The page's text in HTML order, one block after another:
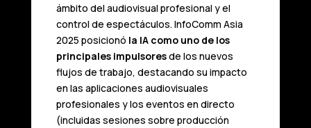
ámbito del audiovisual profesional y el
control de espectáculos. InfoComm Asia
2025 posicionó la IA como uno de los
principales impulsoresde los nuevos
flujos de trabajo, destacando su impacto
en las aplicaciones audiovisuales
profesionales y los eventos en directo
(incluidas sesiones sobre producción